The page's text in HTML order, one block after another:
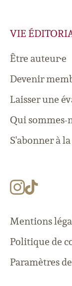
VIE
Être auteur·e
Devenir
Laisser une
Qui sommes-
S'abonner à
Mentions
Politique de
Paramètres